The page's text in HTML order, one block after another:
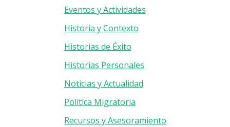
Eventos y Actividades
Historia y Contexto
Historias de Éxito
Historias Personales
Noticias y Actualidad
Política Migratoria
Recursos y Asesoramiento